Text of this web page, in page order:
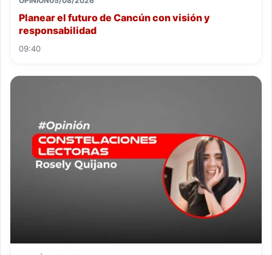
Planear el futuro de Cancún con visión y
responsabilidad
09:40